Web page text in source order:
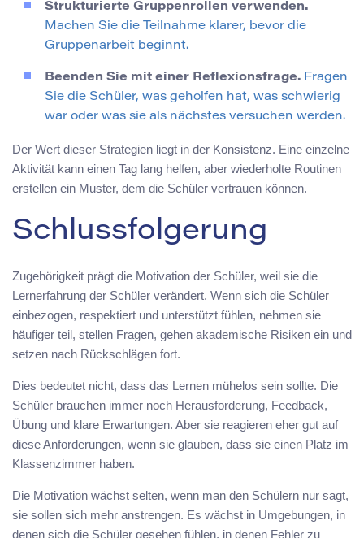
Strukturierte Gruppenrollen verwenden.
Machen Sie die Teilnahme klarer, bevor die
Gruppenarbeit beginnt.
Beenden Sie mit einer Reflexionsfrage. Fragen
Sie die Schüler, was geholfen hat, was schwierig
war oder was sie als nächstes versuchen werden.
Der Wert dieser Strategien liegt in der Konsistenz. Eine einzelne
Aktivität kann einen Tag lang helfen, aber wiederholte Routinen
erstellen ein Muster, dem die Schüler vertrauen können.
Schlussfolgerung
Zugehörigkeit prägt die Motivation der Schüler, weil sie die
Lernerfahrung der Schüler verändert. Wenn sich die Schüler
einbezogen, respektiert und unterstützt fühlen, nehmen sie
häufiger teil, stellen Fragen, gehen akademische Risiken ein und
setzen nach Rückschlägen fort.
Dies bedeutet nicht, dass das Lernen mühelos sein sollte. Die
Schüler brauchen immer noch Herausforderung, Feedback,
Übung und klare Erwartungen. Aber sie reagieren eher gut auf
diese Anforderungen, wenn sie glauben, dass sie einen Platz im
Klassenzimmer haben.
Die Motivation wächst selten, wenn man den Schülern nur sagt,
sie sollen sich mehr anstrengen. Es wächst in Umgebungen, in
denen sich die Schüler gesehen fühlen, in denen Fehler zu